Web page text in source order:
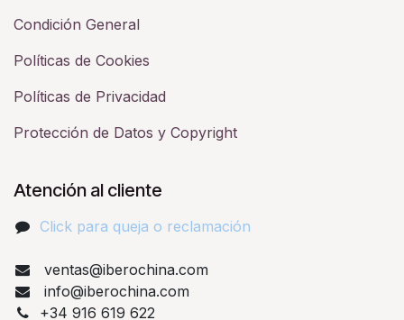
Condición General
Políticas de Cookies
Políticas de Privacidad
Protección de Datos y Copyright
Atención al cliente
Click para queja o reclamación​
ventas@iberochina.com
info@iberochina.com
+34 916 619 622